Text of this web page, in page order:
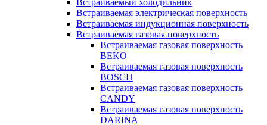
Встраиваемый холодильник
Встраиваемая электрическая поверхность
Встраиваемая индукционная поверхность
Встраиваемая газовая поверхность
Встраиваемая газовая поверхность
BEKO
Встраиваемая газовая поверхность
BOSCH
Встраиваемая газовая поверхность
CANDY
Встраиваемая газовая поверхность
DARINA